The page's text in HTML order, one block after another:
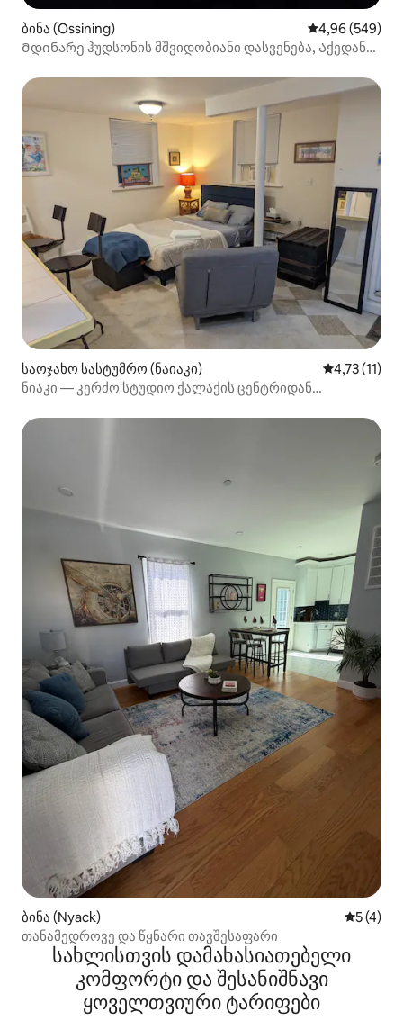
ბინა (Ossining) საშუალო
4,96 (549)
Მდინარე ჰუდსონის მშვიდობიანი დასვენება, Აქედან
საოჯახო სასტუმრო (ნაიაკი) საშუალო
4,73 (11)
ნიაკი — კერძო სტუდიო ქალაქის ცენტრიდან
ბინა (Nyack)
5 (4)
თანამედროვე და წყნარი თავშესაფარი
სახლისთვის დამახასიათებელი
კომფორტი და შესანიშნავი
ყოველთვიური ტარიფები